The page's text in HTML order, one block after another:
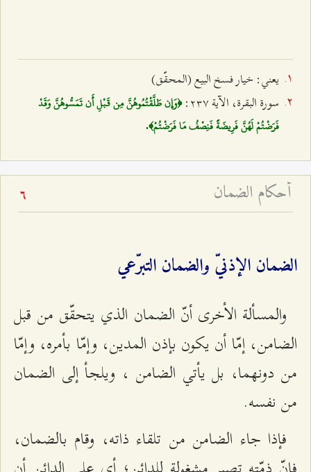
يعني: خيار فسخ البيع (المحقّق)
سورة البقرة، الآية ٢٣۷:
﴿وَإِن طَلَّقْتُمُوهُنَّ مِن قَبْلِ أَن تَمَسُّوهُنَّ وَقَدْ
فَرَضْتُمْ لَهُنَّ فَرِيضَةً فَنِصْفُ مَا فَرَضْتُمْ﴾.
أحكام الضمان 6
الضمان الإذنيّ والضمان التبرّعي
والمسألة الأخرى أنّ الضمان الذي يتحقّق من قبل
الضامن، إمّا أن يكون بإذن المدين، وإمّا بأمره، وإمّا
من دونهما، بل يأتي الضامن ، ويلجأ إلى الضمان
من نفسه.
فإذا جاء الضامن من تلقاء ذاته، وقام بالضمان،